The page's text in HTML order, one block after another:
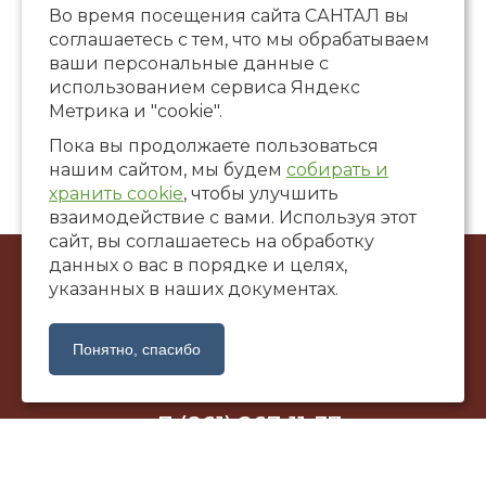
© ООО Художественная галерея «САНТАЛ», 2002-2026
г. Краснодар, ул. Коммунаров, 58
santalgallery@yandex.ru
+7 (861) 267-11-37
Во время посещения сайта САНТАЛ вы
соглашаетесь с тем, что мы обрабатываем
ваши персональные данные с
использованием сервиса Яндекс
Метрика и "cookie".
Пока вы продолжаете пользоваться
нашим сайтом, мы будем собирать и
хранить cookie, чтобы улучшить
взаимодействие с вами. Используя этот
сайт, вы соглашаетесь на обработку
данных о вас в порядке и целях,
указанных в наших документах.
Понятно, спасибо